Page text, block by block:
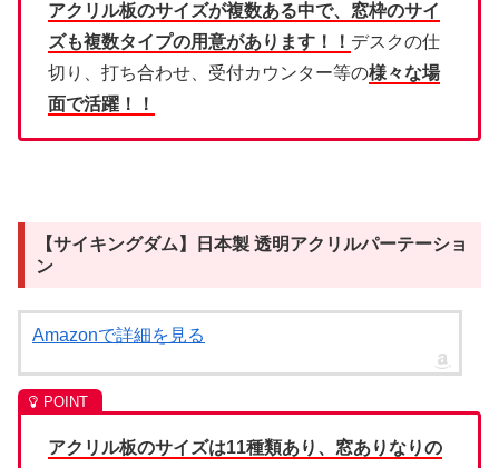
アクリル板のサイズが複数ある中で、窓枠のサイ
ズも複数タイプの用意があります！！ デスクの仕
切り、打ち合わせ、受付カウンター等の様々な場
面で活躍！！
【サイキングダム】日本製 透明アクリルパーテーショ
ン
Amazonで詳細を見る
アクリル板のサイズは11種類あり、窓ありなりの